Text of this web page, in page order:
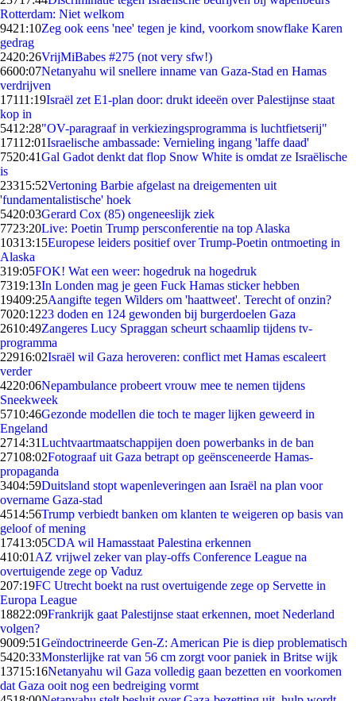
Rotterdam: Niet welkom
9421:10Zeg ook eens 'nee' tegen je kind, voorkom snowflake Karen
gedrag
2420:26VrijMiBabes #275 (not very sfw!)
6600:07Netanyahu wil snellere inname van Gaza-Stad en Hamas
verdrijven
17111:19Israël zet E1-plan door: drukt ideeën over Palestijnse staat
kop in
5412:28"OV-paragraaf in verkiezingsprogramma is luchtfietserij"
17112:01Israelische ambassade: Vernieling ingang 'laffe daad'
7520:41Gal Gadot denkt dat flop Snow White is omdat ze Israëlische
is
23315:52Vertoning Barbie afgelast na dreigementen uit
'fundamentalistische' hoek
5420:03Gerard Cox (85) ongeneeslijk ziek
7723:20Live: Poetin Trump persconferentie na top Alaska
10313:15Europese leiders positief over Trump-Poetin ontmoeting in
Alaska
319:05FOK! Wat een weer: hogedruk na hogedruk
7319:13In Londen mag je geen Fuck Hamas sticker hebben
19409:25Aangifte tegen Wilders om 'haattweet'. Terecht of onzin?
7020:1223 doden en 124 gewonden bij burgerdoelen Gaza
2610:49Zangeres Lucy Spraggan scheurt schaamlip tijdens tv-
programma
22916:02Israël wil Gaza heroveren: conflict met Hamas escaleert
verder
4220:06Nepambulance probeert vrouw mee te nemen tijdens
Sneekweek
5710:46Gezonde modellen die toch te mager lijken geweerd in
Engeland
2714:31Luchtvaartmaatschappijen doen powerbanks in de ban
27108:02Fotograaf uit Gaza betrapt op geënsceneerde Hamas-
propaganda
3404:59Duitsland stopt wapenleveringen aan Israël na plan voor
overname Gaza-stad
4514:56Trump verbiedt banken om klanten te weigeren op basis van
geloof of mening
17413:05CDA wil Hamasstaat Palestina erkennen
410:01 AZ vrijwel zeker van play-offs Conference League na
overtuigende zege op Vaduz
207:19FC Utrecht boekt na rust overtuigende zege op Servette in
Europa League
18822:09Frankrijk gaat Palestijnse staat erkennen, moet Nederland
volgen?
9009:51Geïndoctrineerde Gen-Z: American Pie is diep problematisch
5420:33Monsterlijke rat van 56 cm zorgt voor paniek in Britse wijk
13715:16Netanyahu wil Gaza volledig gaan bezetten en voorkomen
dat Gaza ooit nog een bedreiging vormt